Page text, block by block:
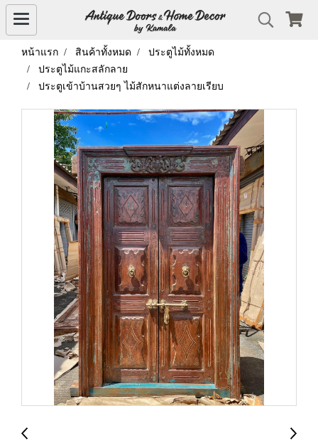
หน้าแรก สินค้าทั้งหมด
ประตูไม้ทั้งหมด
ประตูไม้แกะสลักลาย
ประตูเข้าบ้านสวยๆ ไม้สักหนาแต่งลายเรียบ